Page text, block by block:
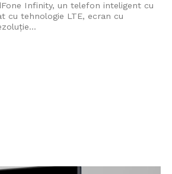
Infinity, un telefon inteligent cu
cu tehnologie LTE, ecran cu